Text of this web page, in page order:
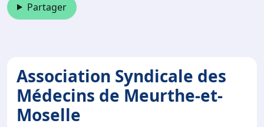
Partager
Association Syndicale des
Médecins de Meurthe-et-
Moselle